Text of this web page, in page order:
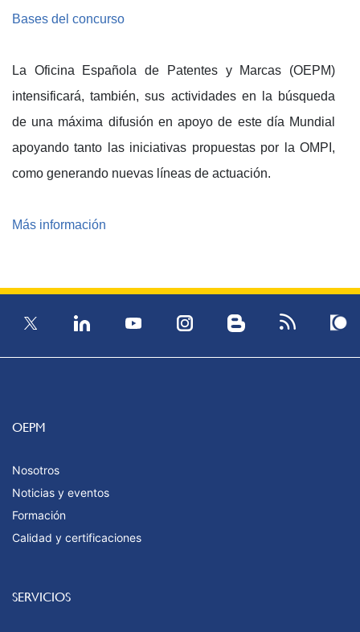
Bases del concurso
La Oficina Española de Patentes y Marcas (OEPM)
intensificará, también, sus actividades en la búsqueda
de una máxima difusión en apoyo de este día Mundial
apoyando tanto las iniciativas propuestas por la OMPI,
como generando nuevas líneas de actuación.
Más información
OEPM
Nosotros
Noticias y eventos
Formación
Calidad y certificaciones
SERVICIOS